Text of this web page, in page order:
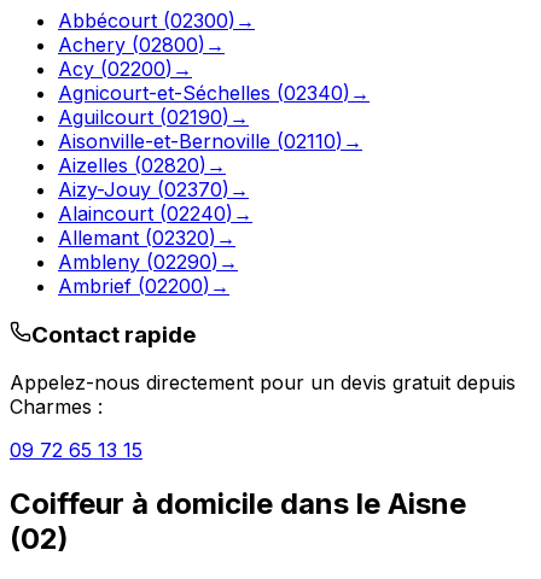
Abbécourt (02300) →
Achery (02800) →
Acy (02200) →
Agnicourt-et-Séchelles (02340) →
Aguilcourt (02190) →
Aisonville-et-Bernoville (02110) →
Aizelles (02820) →
Aizy-Jouy (02370) →
Alaincourt (02240) →
Allemant (02320) →
Ambleny (02290) →
Ambrief (02200) →
Contact rapide
Appelez-nous directement pour un devis gratuit depuis
Charmes :
09 72 65 13 15
Coiffeur à domicile dans le Aisne
(02)